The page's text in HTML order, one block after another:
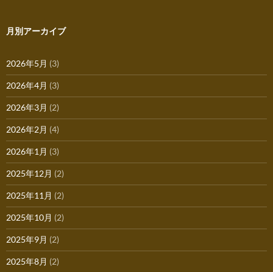
月別アーカイブ
2026年5月 (3)
2026年4月 (3)
2026年3月 (2)
2026年2月 (4)
2026年1月 (3)
2025年12月 (2)
2025年11月 (2)
2025年10月 (2)
2025年9月 (2)
2025年8月 (2)